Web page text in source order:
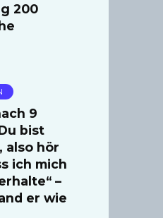
200
9
bist
also hör
ich mich
–
er wie